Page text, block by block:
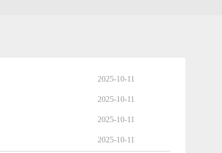
2025-10-11
2025-10-11
2025-10-11
2025-10-11